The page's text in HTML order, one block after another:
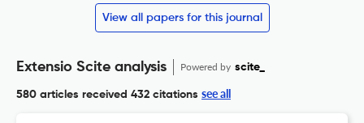
View all papers for this journal
Extensio Scite analysis Powered by scite_
580 articles received 432 citations see all